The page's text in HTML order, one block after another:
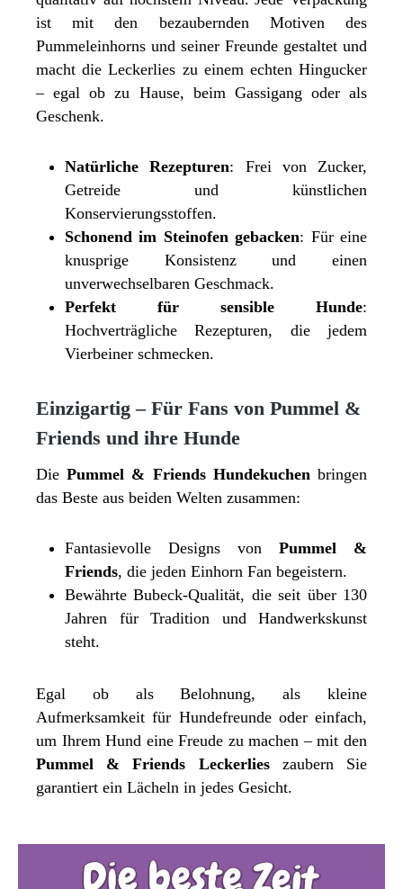
ist mit den bezaubernden Motiven des
Pummeleinhorns und seiner Freunde gestaltet und
macht die Leckerlies zu einem echten Hingucker
– egal ob zu Hause, beim Gassigang oder als
Geschenk.
Natürliche Rezepturen: Frei von Zucker,
Getreide und künstlichen
Konservierungsstoffen.
Schonend im Steinofen gebacken: Für eine
knusprige Konsistenz und einen
unverwechselbaren Geschmack.
Perfekt für sensible Hunde:
Hochverträgliche Rezepturen, die jedem
Vierbeiner schmecken.
Einzigartig – Für Fans von Pummel &
Friends und ihre Hunde
DiePummel & Friends Hundekuchen bringen
das Beste aus beiden Welten zusammen:
Fantasievolle Designs von Pummel &
Friends, die jeden Einhorn Fan begeistern.
Bewährte Bubeck-Qualität, die seit über 130
Jahren für Tradition und Handwerkskunst
steht.
Egal ob als Belohnung, als kleine
Aufmerksamkeit für Hundefreunde oder einfach,
um Ihrem Hund eine Freude zu machen – mit den
Pummel & Friends Leckerlieszaubern Sie
garantiert ein Lächeln in jedes Gesicht.